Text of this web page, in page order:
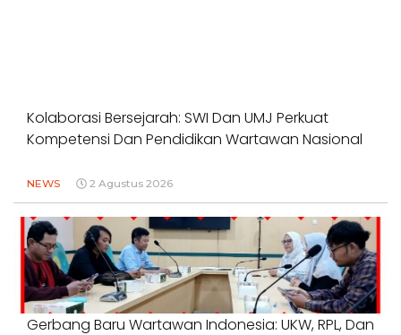
Kolaborasi Bersejarah: SWI Dan UMJ Perkuat
Kompetensi Dan Pendidikan Wartawan Nasional
NEWS 2 Agustus 2026
Gerbang Baru Wartawan Indonesia: UKW, RPL, Dan